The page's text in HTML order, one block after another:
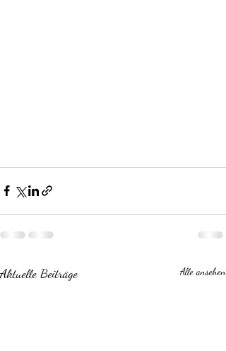
Aktuelle Beiträge Alle ansehen